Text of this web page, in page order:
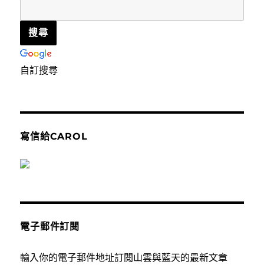
自訂搜尋
寫信給CAROL
電子郵件訂閱
輸入你的電子郵件地址訂閱山雲與藍天的最新文章